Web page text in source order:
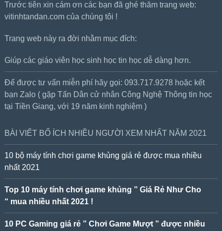
Trước tiên xin cám ơn các bạn đã ghé thăm trang web:
vitinhtandan.com của chúng tôi !
Trang web này ra đời nhằm mục đích:
Giúp các giáo viên học sinh học tin học dễ dàng hơn.
Để được tư vấn miễn phí hãy gọi: 093.717.9278 hoặc kết
bạn Zalo ( gặp Tấn Dân cử nhân Công Nghệ Thông tin học
tại Tiền Giang, với 19 năm kinh nghiệm )
BÀI VIẾT BỔ ÍCH NHIỀU NGƯỜI XEM NHẤT NĂM 2021
10 bộ máy tính chơi game khủng giá rẻ được mua nhiều
nhất 2021
Top 10 máy tính chơi game khủng ” Giá Rẻ Như Cho
“ mua nhiều nhất 2021 !
10 PC Gaming giá rẻ ” Chơi Game Mượt ” được nhiều